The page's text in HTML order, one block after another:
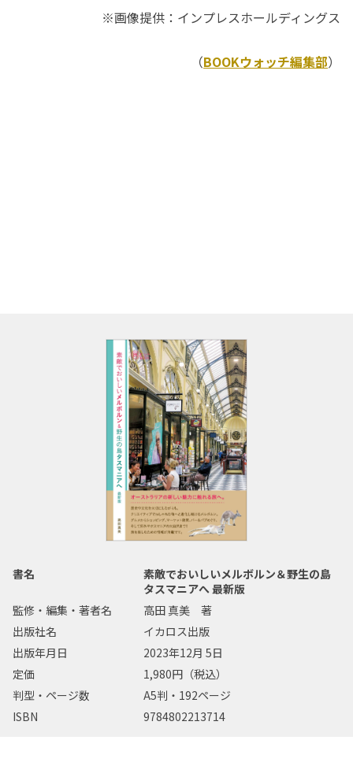
※画像提供：インプレスホールディングス
（BOOKウォッチ編集部）
書名
素敵でおいしいメルボルン＆野生の島
タスマニアへ 最新版
監修・編集・著者名
高田 真美 著
出版社名
イカロス出版
出版年月日
2023年12月 5日
定価
1,980円（税込）
判型・ページ数
A5判・192ページ
ISBN
9784802213714